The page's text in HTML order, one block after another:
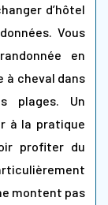
d’hôtel
Vous
en
à cheval dans
plages. Un
à la pratique
profiter du
montent pas